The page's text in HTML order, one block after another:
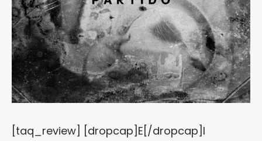
[taq_review] [dropcap]E[/dropcap]l